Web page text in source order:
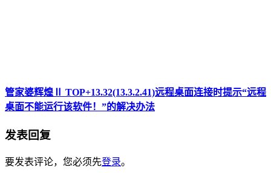
管家婆辉煌Ⅱ TOP+13.32(13.3.2.41)远程桌面连接时提示“远程
桌面不能运行该软件！”的解决办法
发表回复
要发表评论，您必须先登录。